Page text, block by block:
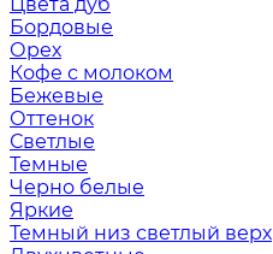
Бордовые
Орех
Кофе с молоком
Бежевые
Оттенок
Светлые
Темные
Черно белые
Яркие
Темный низ светлый верх